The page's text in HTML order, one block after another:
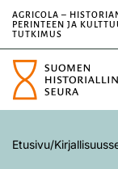
AGRICOLA –
PERINTEEN JA
TUTKIMUS
Etusivu/